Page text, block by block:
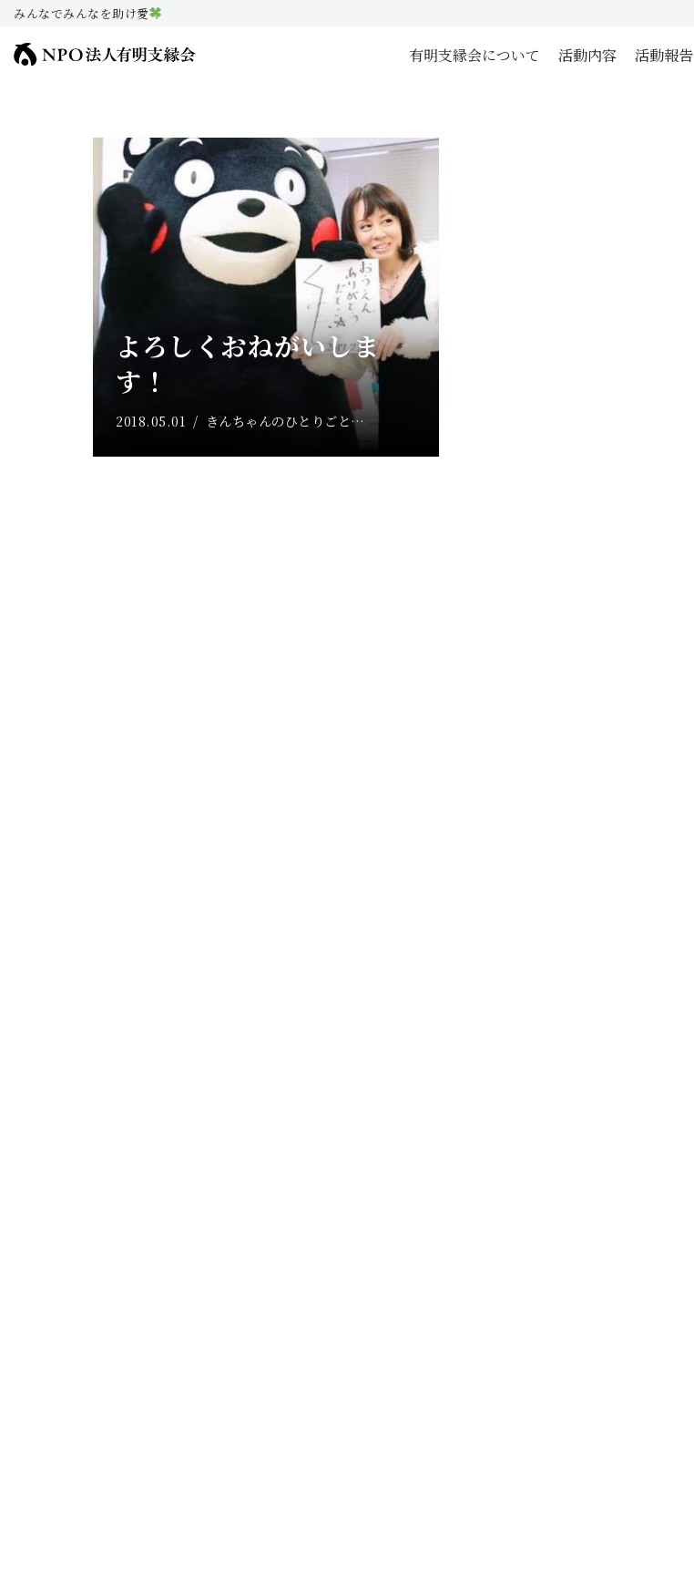
コ
みんなでみんなを助け愛
有明支縁会について 活動内容 活動報告
よろしくおねがいしま
す！
2018.05.01 きんちゃんのひとりごと…